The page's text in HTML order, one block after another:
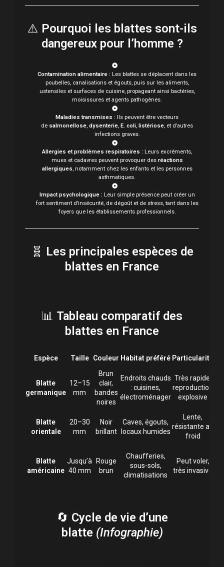
⚠️ Pourquoi les blattes sont-ils
dangereux pour l’homme ?
Contamination alimentaire : Les blattes se déplacent dans les
poubelles, canalisations et égouts, puis sur les aliments,
ustensiles et surfaces de cuisine, propageant ainsi bactéries,
moisissures et agents pathogènes.
Maladies transmises : Ils peuvent être vecteurs
de salmonellose dysenterie E. coli listériose , et d’autres
infections graves.
Allergies et problèmes respiratoires : Leurs excréments,
mues et cadavres peuvent provoquer des réactions
allergiques , notamment chez les enfants et les personnes
asthmatiques.
Impact psychologique : Leur simple présence peut créer un
fort sentiment d’insécurité, de dégoût et de stress, tant dans les
foyers que les établissements professionnels.
🧬 Les principales espèces de
blattes en France
📊 Tableau comparatif des
blattes en France
Espèce Taille Couleur Habitat préféré Particularité
Blatte
germanique
12–15
mm
Brun
clair,
bandes
noires
Endroits chauds
: cuisines,
électroménager
Très rapide,
reproduction
explosive
Blatte
orientale
20–30
mm
Noir
brillant
Caves, égouts,
locaux humides
Lente,
résistante au
froid
Blatte
américaine
Jusqu’à
40 mm
Rouge
brun
Chaufferies,
sous-sols,
climatisations
Peut voler,
très invasive
🔄 Cycle de vie d’une
blatte (Infographie)